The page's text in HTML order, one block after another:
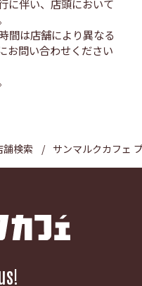
に伴い、店頭において
間は店舗により異なる
お問い合わせください
舗検索 サンマルクカフェ